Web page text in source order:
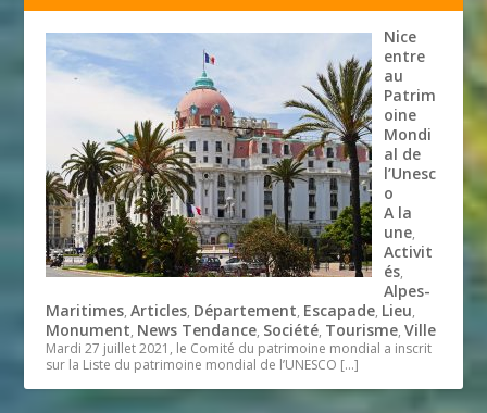
Nice
entre
au
Patrim
oine
Mondi
al de
l’Unesc
o
A la
une,
Activit
és,
Alpes-
Maritimes,Articles, Département, Escapade, Lieu,
Monument, News Tendance, Société, Tourisme,Ville
Mardi 27 juillet 2021, le Comité du patrimoine mondial a inscrit
sur la Liste du patrimoine mondial de l’UNESCO […]